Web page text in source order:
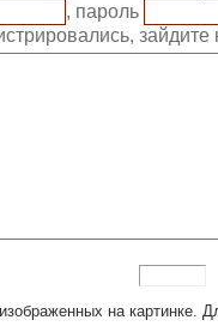
, пароль
зайдите
на картинке.